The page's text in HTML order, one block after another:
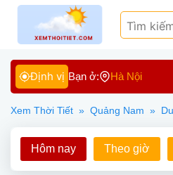
Định vị Bạn ở: Hà Nội
Xem Thời Tiết » Quảng Nam »
Hôm nay Theo giờ